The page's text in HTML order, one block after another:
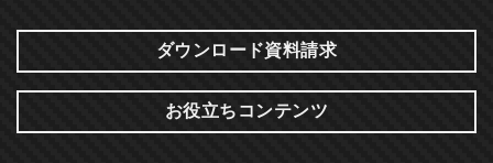
ダウンロード資料請求
お役立ちコンテンツ